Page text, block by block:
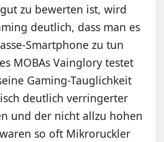
zu bewerten ist, wird
deutlich, dass man es
Smartphone zu tun
MOBAs Vainglory testet
Gaming-Tauglichkeit
deutlich verringerter
und der nicht allzu hohen
so oft Mikroruckler